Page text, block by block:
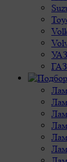
УАЗ
ГАЗ